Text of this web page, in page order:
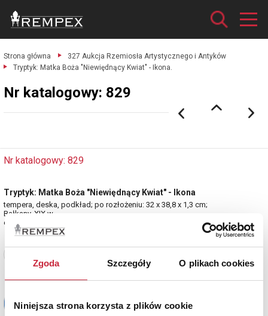
Zgoda Szczegóły O plikach cookies
Niniejsza strona korzysta z plików cookie
Strona główna
327 Aukcja Rzemiosła Artystycznego i Antyków
Tryptyk: Matka Boża "Niewiędnący Kwiat" - Ikona.
Nr katalogowy: 829
Nr katalogowy: 829
Tryptyk: Matka Boża "Niewiędnący Kwiat" - Ikona
tempera, deska, podkład; po rozłożeniu: 32 x 38,8 x 1,3 cm;
Bałkany, XIX w.
estymacja: 2 600 - 3 000 zł